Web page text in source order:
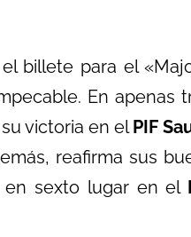
billete para el
En apenas
victoria en elPIF
reafirma sus
en sexto lugar en el